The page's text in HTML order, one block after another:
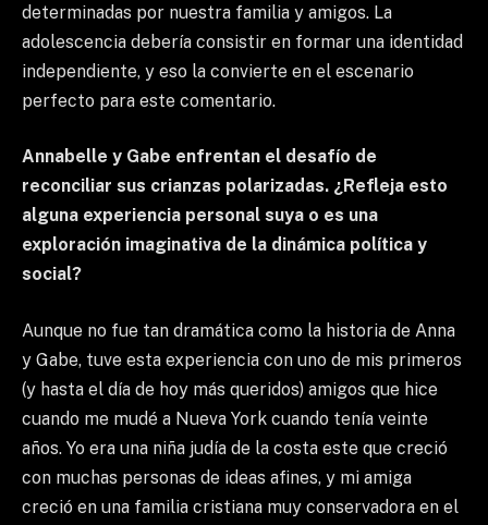
determinadas por nuestra familia y amigos. La
adolescencia debería consistir en formar una identidad
independiente, y eso la convierte en el escenario
perfecto para este comentario.
Annabelle y Gabe enfrentan el desafío de
reconciliar sus crianzas polarizadas. ¿Refleja esto
alguna experiencia personal suya o es una
exploración imaginativa de la dinámica política y
social?
Aunque no fue tan dramática como la historia de Anna
y Gabe, tuve esta experiencia con uno de mis primeros
(y hasta el día de hoy más queridos) amigos que hice
cuando me mudé a Nueva York cuando tenía veinte
años. Yo era una niña judía de la costa este que creció
con muchas personas de ideas afines, y mi amiga
creció en una familia cristiana muy conservadora en el